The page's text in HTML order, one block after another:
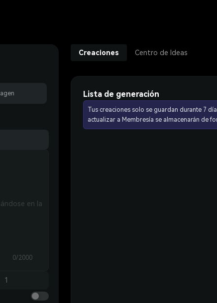
0/2000
1
Creaciones Centro de Ideas
Lista de generación
Tus creaciones solo se guardan durante 7
actualizar a Membresía se almacenarán de